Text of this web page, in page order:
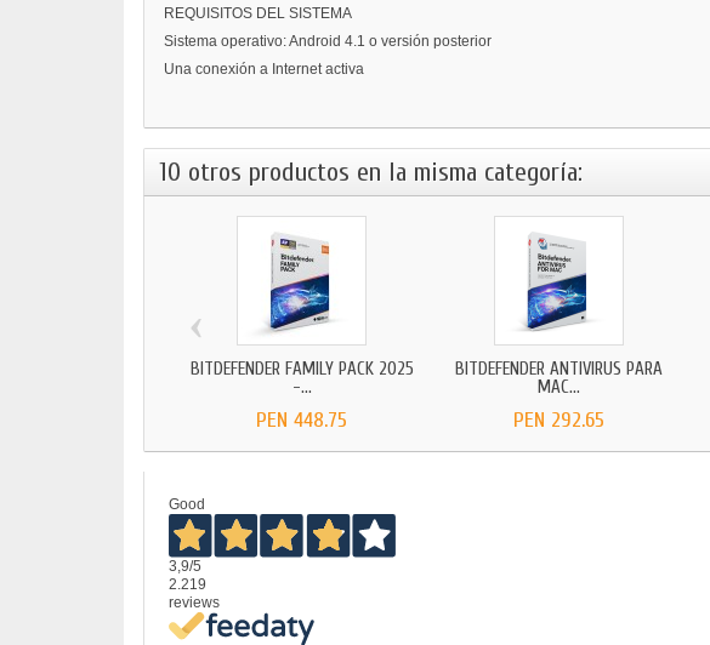
REQUISITOS DEL SISTEMA
Sistema operativo: Android 4.1 o versión posterior
Una conexión a Internet activa
10 otros productos en la misma categoría:
BITDEFENDER FAMILY PACK 2025
-...
PEN 448.75
BITDEFENDER ANTIVIRUS PARA
MAC...
PEN 292.65
‹
Good
3,9/5
2.219
reviews